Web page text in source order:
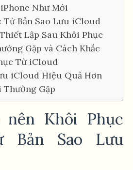
Như Mới
Từ Bản Sao Lưu iCloud
Lập Sau Khôi Phục
Gặp và Cách Khắc
Từ iCloud
iCloud Hiệu Quả Hơn
Thường Gặp
nên Khôi Phục
Bản Sao Lưu